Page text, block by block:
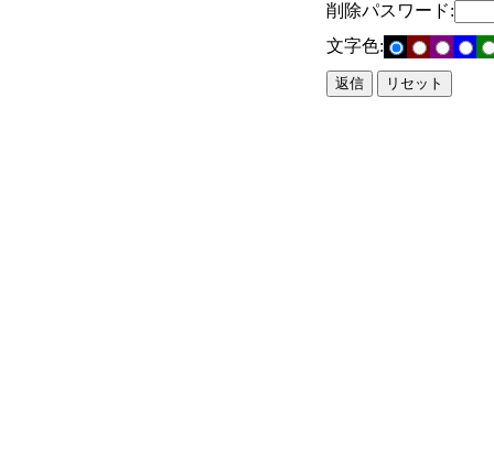
削除パスワード:
文字色: